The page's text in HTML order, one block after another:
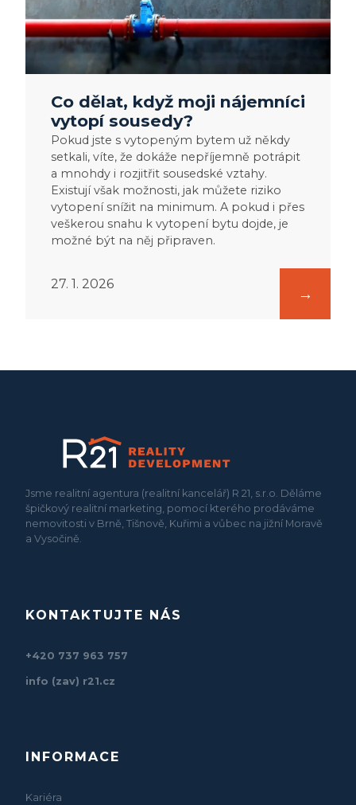
Co dělat, když moji nájemníci
vytopí sousedy?
Pokud jste s vytopeným bytem už někdy
setkali, víte, že dokáže nepříjemně potrápit
a mnohdy i rozjitřit sousedské vztahy.
Existují však možnosti, jak můžete riziko
vytopení snížit na minimum. A pokud i přes
veškerou snahu k vytopení bytu dojde, je
možné být na něj připraven.
27. 1. 2026
Jsme realitní agentura (realitní kancelář) R 21, s.r.o. Děláme
špičkový realitní marketing, pomocí kterého prodáváme
nemovitosti v Brně, Tišnově, Kuřimi a vůbec na jižní Moravě
a Vysočině.
KONTAKTUJTE NÁS
+420 737 963 757
info (zav) r21.cz
INFORMACE
Kariéra